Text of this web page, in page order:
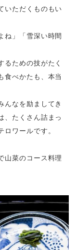
いただくものもい
ね」「雪深い時間
ための技がたく
食べかたも、本当
んなを励ましてき
、たくさん詰まっ
ワールです。
山菜のコース料理